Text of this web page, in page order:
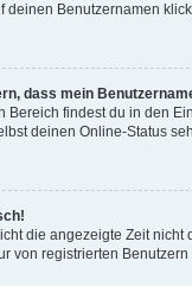
deinen Benutzernamen
dass mein
Bereich findest du in den
deinen Online-Status
die angezeigte Zeit
von registrierten